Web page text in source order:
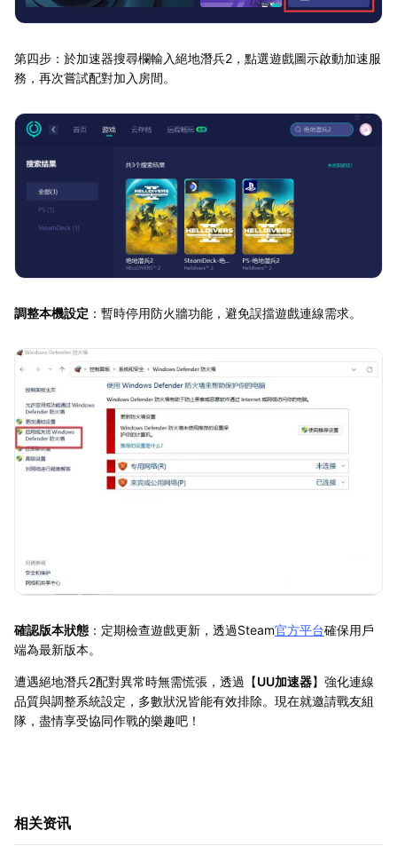
第四步：於加速器搜尋欄輸入絕地潛兵2，點選遊戲圖示啟動加速服
務，再次嘗試配對加入房間。
調整本機設定 ：暫時停用防火牆功能，避免誤擋遊戲連線需求。
確認版本狀態 ：定期檢查遊戲更新，透過Steam官方平台確保用戶
端為最新版本。
遭遇絕地潛兵2配對異常時無需慌張，透過【UU加速器】強化連線
品質與調整系統設定，多數狀況皆能有效排除。現在就邀請戰友組
隊，盡情享受協同作戰的樂趣吧！
相关资讯